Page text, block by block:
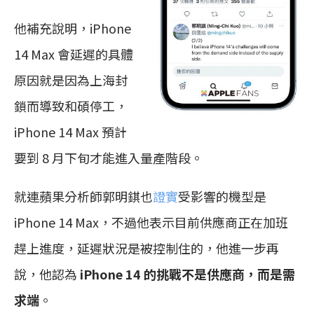
他補充說明，iPhone
14 Max 會延遲的具體
原因就是因為上海封
鎖而導致和碩停工，
iPhone 14‌ Max 預計
要到 8 月下旬才能進入量產階段。
就連蘋果分析師郭明錤也證實受影響的機型是
iPhone 14 Max，不過他表示目前供應商正在加班
趕上進度，延遲狀況是被控制住的，他進一步再
說，他認為 iPhone 14 的挑戰不是供應商，而是需
求端 。